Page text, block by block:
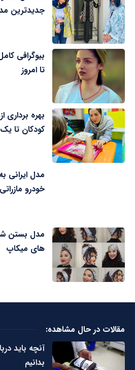
جدیدترین
بیوگرافی
تا امروز
بهره برداری
کودکان تا
مدل ایرانی
خودرو
مدل بستن
های میکاپ
مقالات در حال مشاهده:
آنچه باید
بدانیم